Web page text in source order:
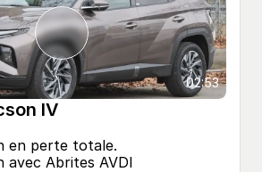
02:53
IV
en perte totale.
avec Abrites AVDI